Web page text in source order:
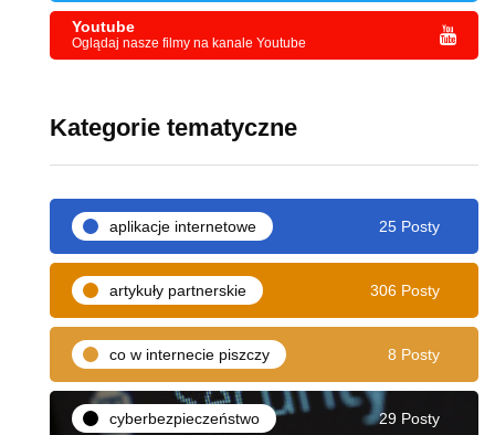
Youtube
Oglądaj nasze filmy na kanale Youtube
Kategorie tematyczne
aplikacje internetowe 25 Posty
artykuły partnerskie 306 Posty
co w internecie piszczy 8 Posty
cyberbezpieczeństwo 29 Posty